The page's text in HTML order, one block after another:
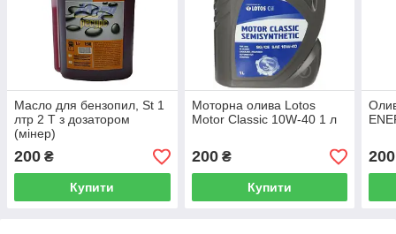
Масло для бензопил, St 1
лтр 2 Т з дозатором
(мінер)
200 ₴
Купити
Моторна олива Lotos
Motor Classic 10W-40 1 л
200₴
Купити
200